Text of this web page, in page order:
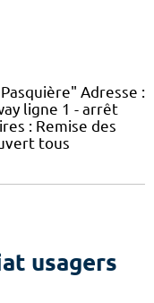
Adresse :
ligne 1 - arrêt
: Remise des
tous
usagers